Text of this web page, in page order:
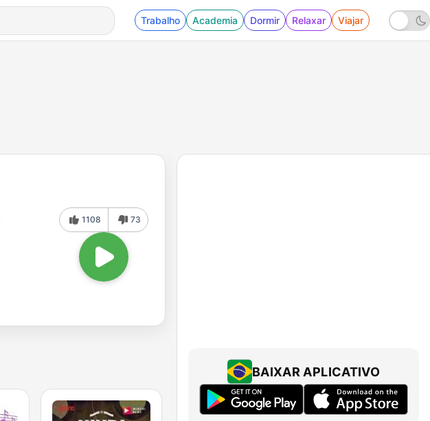
Trabalho Academia Dormir Relaxar Viajar
1108 73
BAIXAR APLICATIVO